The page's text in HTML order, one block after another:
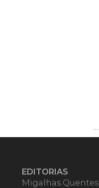
EDITORIAS
Migalhas Quentes